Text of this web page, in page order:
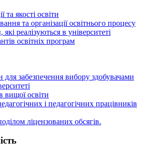
та якості освіти
та організації освітнього процесу
реалізуються в університеті
освітніх програм
забезпечення вибору здобувачами
вищої освіти
і педагогічних працівників
ліцензoваних oбсягів.